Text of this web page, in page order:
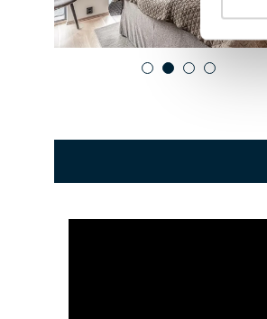
1 2 3 4